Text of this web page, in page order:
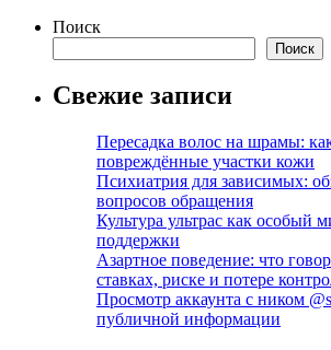
Поиск
Поиск
Свежие записи
Пересадка волос на шрамы:
повреждённые участки кожи
Психиатрия для зависимых:
вопросов обращения
Культура ультрас как особый
поддержки
Азартное поведение: что
ставках, риске и потере
Просмотр аккаунта с ником
публичной информации